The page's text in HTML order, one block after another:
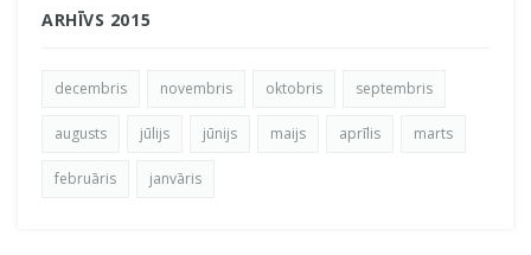
ARHĪVS 2015
decembris novembris oktobris septembris
augusts jūlijs jūnijs maijs aprīlis marts
februāris janvāris